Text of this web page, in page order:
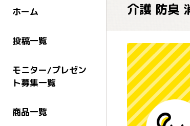
ホーム
投稿一覧
モニター/プレゼン
ト募集一覧
商品一覧
介護 防臭